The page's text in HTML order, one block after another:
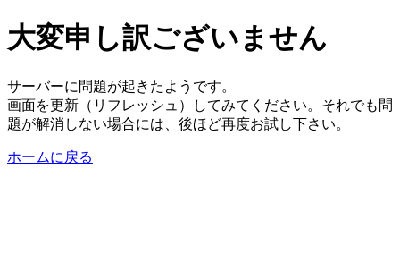
大変申し訳ございません
サーバーに問題が起きたようです。
画面を更新（リフレッシュ）してみてください。それでも問
題が解消しない場合には、後ほど再度お試し下さい。
ホームに戻る